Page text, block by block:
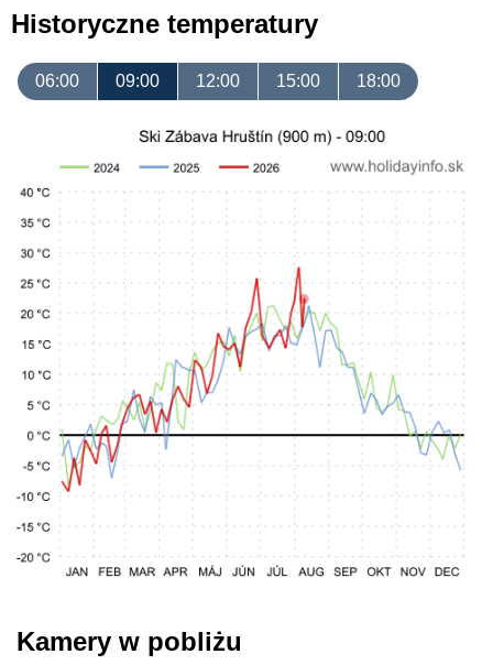
Historyczne temperatury
06:00 09:00 12:00 15:00 18:00
Kamery w pobliżu